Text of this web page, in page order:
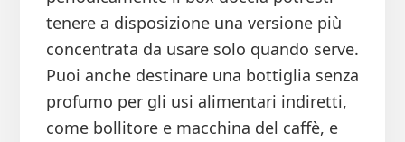
tenere a disposizione una versione più
concentrata da usare solo quando serve.
Puoi anche destinare una bottiglia senza
profumo per gli usi alimentari indiretti,
come bollitore e macchina del caffè, e